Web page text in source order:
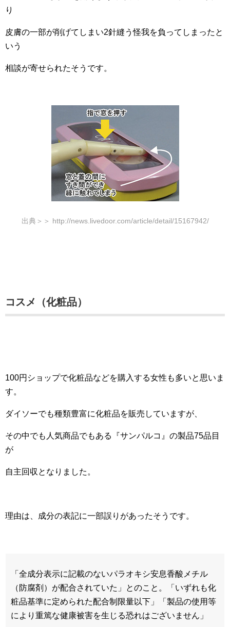
り
皮膚の一部が削げてしまい2針縫う怪我を負ってしまったと
いう
相談が寄せられたそうです。
出典＞＞ http://news.livedoor.com/article/detail/15167942/
コスメ（化粧品）
100円ショップで化粧品などを購入する女性も多いと思いま
す。
ダイソーでも種類豊富に化粧品を販売していますが、
その中でも人気商品でもある『サンパルコ』の製品75品目
が
自主回収となりました。
理由は、成分の表記に一部誤りがあったそうです。
「全成分表示に記載のないパラオキシ安息香酸メチル
（防腐剤）が配合されていた」とのこと。「いずれも化
粧品基準に定められた配合制限量以下」「製品の使用等
により重篤な健康被害を生じる恐れはございません」